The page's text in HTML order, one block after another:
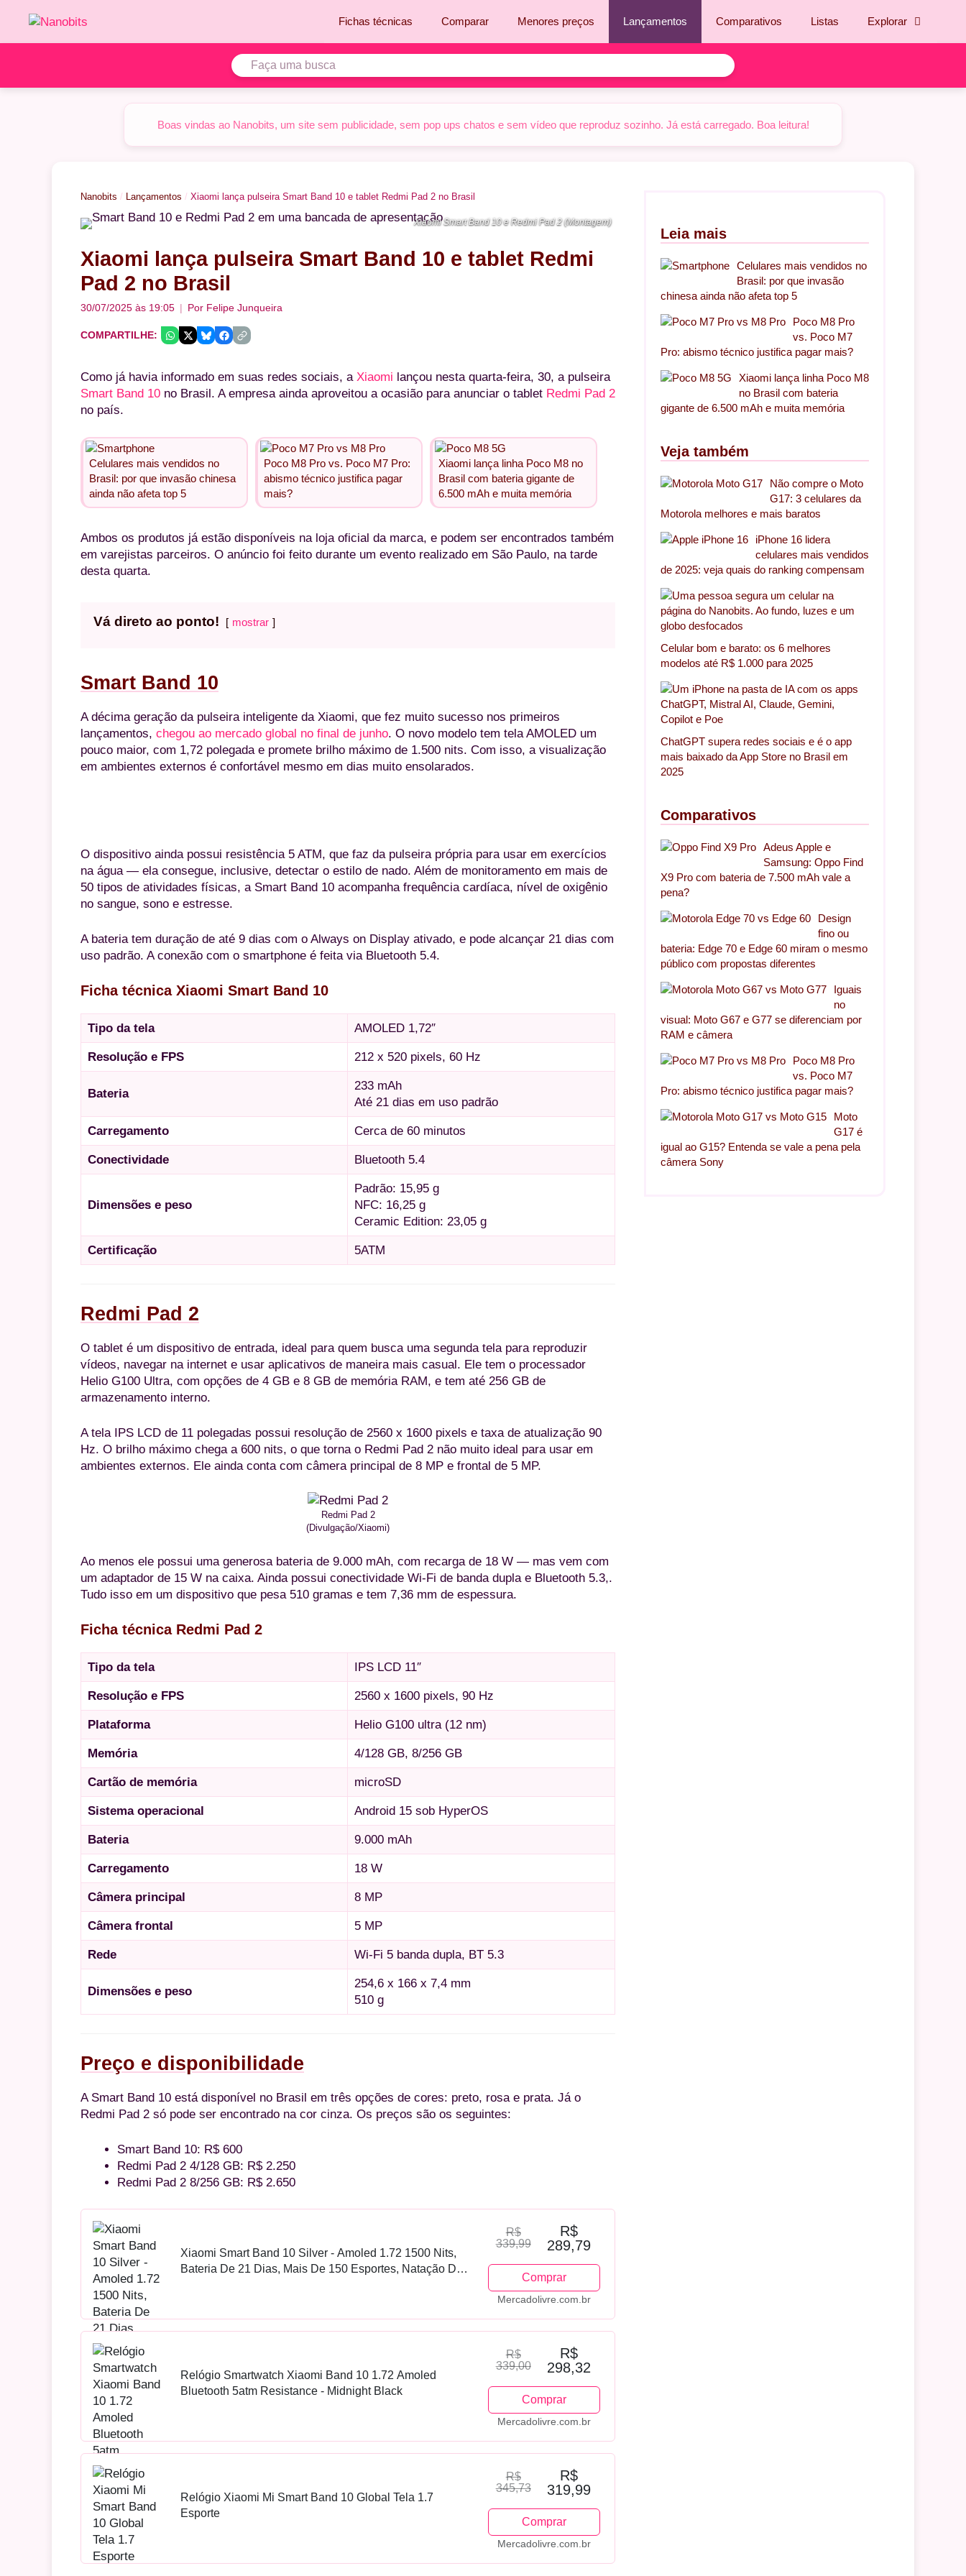
o
Fichas técnicas Comparar Menores preços Lançamentos Comparativos Listas Explorar
Boas vindas ao Nanobits, um site sem publicidade, sem pop ups chatos e sem vídeo que reproduz sozinho. Já está carregado. Boa leitura!
Nanobits / Lançamentos / Xiaomi lança pulseira Smart Band 10 e tablet Redmi Pad 2 no Brasil
Xiaomi Smart Band 10 e Redmi Pad 2 (Montagem)
Xiaomi lança pulseira Smart Band 10 e tablet Redmi
Pad 2 no Brasil
30/07/2025 às 19:05 Por Felipe Junqueira
COMPARTILHE:
Como já havia informado em suas redes sociais, a Xiaomi lançou nesta quarta-feira, 30, a pulseira
Smart Band 10 no Brasil. A empresa ainda aproveitou a ocasião para anunciar o tablet Redmi Pad 2
no país.
Celulares mais vendidos no
Brasil: por que invasão chinesa
ainda não afeta top 5
Poco M8 Pro vs. Poco M7 Pro:
abismo técnico justifica pagar
mais?
Xiaomi lança linha Poco M8 no
Brasil com bateria gigante de
6.500 mAh e muita memória
Ambos os produtos já estão disponíveis na loja oficial da marca, e podem ser encontrados também
em varejistas parceiros. O anúncio foi feito durante um evento realizado em São Paulo, na tarde
desta quarta.
Vá direto ao ponto! mostrar
Smart Band 10
A décima geração da pulseira inteligente da Xiaomi, que fez muito sucesso nos primeiros
lançamentos, chegou ao mercado global no final de junho. O novo modelo tem tela AMOLED um
pouco maior, com 1,72 polegada e promete brilho máximo de 1.500 nits. Com isso, a visualização
em ambientes externos é confortável mesmo em dias muito ensolarados.
O dispositivo ainda possui resistência 5 ATM, que faz da pulseira própria para usar em exercícios
na água — ela consegue, inclusive, detectar o estilo de nado. Além de monitoramento em mais de
50 tipos de atividades físicas, a Smart Band 10 acompanha frequência cardíaca, nível de oxigênio
no sangue, sono e estresse.
A bateria tem duração de até 9 dias com o Always on Display ativado, e pode alcançar 21 dias com
uso padrão. A conexão com o smartphone é feita via Bluetooth 5.4.
Ficha técnica Xiaomi Smart Band 10
Tipo da tela AMOLED 1,72″
Resolução e FPS 212 x 520 pixels, 60 Hz
Bateria
233 mAh
Até 21 dias em uso padrão
Carregamento Cerca de 60 minutos
Conectividade Bluetooth 5.4
Dimensões e peso
Padrão: 15,95 g
NFC: 16,25 g
Ceramic Edition: 23,05 g
Certificação 5ATM
Redmi Pad 2
O tablet é um dispositivo de entrada, ideal para quem busca uma segunda tela para reproduzir
vídeos, navegar na internet e usar aplicativos de maneira mais casual. Ele tem o processador
Helio G100 Ultra, com opções de 4 GB e 8 GB de memória RAM, e tem até 256 GB de
armazenamento interno.
A tela IPS LCD de 11 polegadas possui resolução de 2560 x 1600 pixels e taxa de atualização 90
Hz. O brilho máximo chega a 600 nits, o que torna o Redmi Pad 2 não muito ideal para usar em
ambientes externos. Ele ainda conta com câmera principal de 8 MP e frontal de 5 MP.
Redmi Pad 2
(Divulgação/Xiaomi)
Ao menos ele possui uma generosa bateria de 9.000 mAh, com recarga de 18 W — mas vem com
um adaptador de 15 W na caixa. Ainda possui conectividade Wi-Fi de banda dupla e Bluetooth 5.3,.
Tudo isso em um dispositivo que pesa 510 gramas e tem 7,36 mm de espessura.
Ficha técnica Redmi Pad 2
Tipo da tela IPS LCD 11″
Resolução e FPS 2560 x 1600 pixels, 90 Hz
Plataforma Helio G100 ultra (12 nm)
Memória 4/128 GB, 8/256 GB
Cartão de memória microSD
Sistema operacional Android 15 sob HyperOS
Bateria 9.000 mAh
Carregamento 18 W
Câmera principal 8 MP
Câmera frontal 5 MP
Rede Wi-Fi 5 banda dupla, BT 5.3
Dimensões e peso
254,6 x 166 x 7,4 mm
510 g
Preço e disponibilidade
A Smart Band 10 está disponível no Brasil em três opções de cores: preto, rosa e prata. Já o
Redmi Pad 2 só pode ser encontrado na cor cinza. Os preços são os seguintes:
Smart Band 10: R$ 600
Redmi Pad 2 4/128 GB: R$ 2.250
Redmi Pad 2 8/256 GB: R$ 2.650
Xiaomi Smart Band 10 Silver - Amoled 1.72 1500 Nits,
Bateria De 21 Dias, Mais De 150 Esportes, Natação De
R$
339,99
R$
289,79
Comprar
Mercadolivre.com.br
Relógio Smartwatch Xiaomi Band 10 1.72 Amoled
Bluetooth 5atm Resistance - Midnight Black
R$
339,00
R$
298,32
Comprar
Mercadolivre.com.br
Relógio Xiaomi Mi Smart Band 10 Global Tela 1.7
Esporte
R$
345,73
R$
319,99
Comprar
Mercadolivre.com.br
Leia mais
Celulares mais vendidos no
Brasil: por que invasão
chinesa ainda não afeta top 5
Poco M8 Pro
vs. Poco M7
Pro: abismo técnico justifica pagar mais?
Xiaomi lança linha Poco M8
no Brasil com bateria
gigante de 6.500 mAh e muita memória
Veja também
Não compre o Moto
G17: 3 celulares da
Motorola melhores e mais baratos
iPhone 16 lidera
celulares mais vendidos
de 2025: veja quais do ranking compensam
Celular bom e barato: os 6 melhores
modelos até R$ 1.000 para 2025
ChatGPT supera redes sociais e é o app
mais baixado da App Store no Brasil em
2025
Comparativos
Adeus Apple e
Samsung: Oppo Find
X9 Pro com bateria de 7.500 mAh vale a
pena?
Design
fino ou
bateria: Edge 70 e Edge 60 miram o mesmo
público com propostas diferentes
Iguais
no
visual: Moto G67 e G77 se diferenciam por
RAM e câmera
Poco M8 Pro
vs. Poco M7
Pro: abismo técnico justifica pagar mais?
Moto
G17 é
igual ao G15? Entenda se vale a pena pela
câmera Sony